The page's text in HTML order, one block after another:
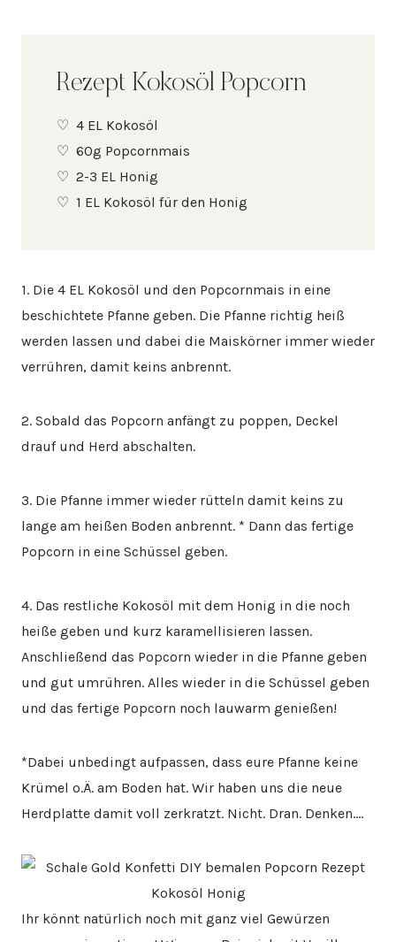
Rezept Kokosöl Popcorn
4 EL Kokosöl
60g Popcornmais
2-3 EL Honig
1 EL Kokosöl für den Honig
1. Die 4 EL Kokosöl und den Popcornmais in eine
beschichtete Pfanne geben. Die Pfanne richtig heiß
werden lassen und dabei die Maiskörner immer wieder
verrühren, damit keins anbrennt.
2. Sobald das Popcorn anfängt zu poppen, Deckel
drauf und Herd abschalten.
3. Die Pfanne immer wieder rütteln damit keins zu
lange am heißen Boden anbrennt. * Dann das fertige
Popcorn in eine Schüssel geben.
4. Das restliche Kokosöl mit dem Honig in die noch
heiße geben und kurz karamellisieren lassen.
Anschließend das Popcorn wieder in die Pfanne geben
und gut umrühren. Alles wieder in die Schüssel geben
und das fertige Popcorn noch lauwarm genießen!
*Dabei unbedingt aufpassen, dass eure Pfanne keine
Krümel o.Ä. am Boden hat. Wir haben uns die neue
Herdplatte damit voll zerkratzt. Nicht. Dran. Denken….
Ihr könnt natürlich noch mit ganz viel Gewürzen